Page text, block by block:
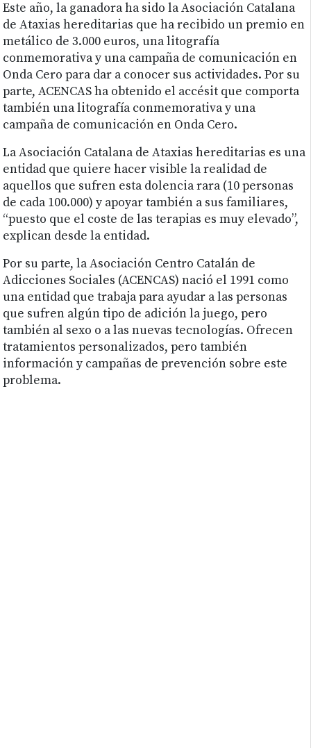
Este año, la ganadora ha sido la Asociación Catalana
de Ataxias hereditarias que ha recibido un premio en
metálico de 3.000 euros, una litografía
conmemorativa y una campaña de comunicación en
Onda Cero para dar a conocer sus actividades. Por su
parte, ACENCAS ha obtenido el accésit que comporta
también una litografía conmemorativa y una
campaña de comunicación en Onda Cero.
La Asociación Catalana de Ataxias hereditarias es una
entidad que quiere hacer visible la realidad de
aquellos que sufren esta dolencia rara (10 personas
de cada 100.000) y apoyar también a sus familiares,
“puesto que el coste de las terapias es muy elevado”,
explican desde la entidad.
Por su parte, la Asociación Centro Catalán de
Adicciones Sociales (ACENCAS) nació el 1991 como
una entidad que trabaja para ayudar a las personas
que sufren algún tipo de adición la juego, pero
también al sexo o a las nuevas tecnologías. Ofrecen
tratamientos personalizados, pero también
información y campañas de prevención sobre este
problema.